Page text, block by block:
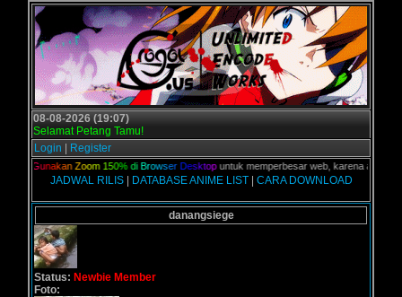
08-08-2026 (19:07)
Selamat Petang Tamu!
Login
Register
nakan Zoom 15 0% di Browser De sktopuntuk memperbesar web, karena aslinya
JADWAL RILIS| DATABASE ANIME LIST| CARA DOWNLOAD
danangsiege
Status: Newbie Member
Foto: